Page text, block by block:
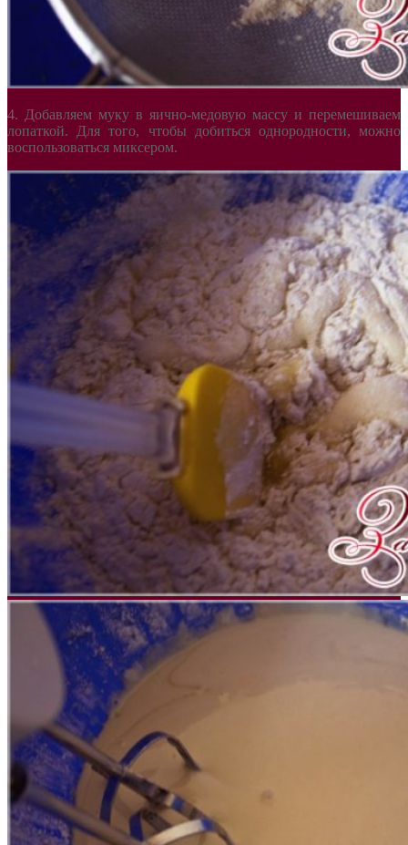
4. Добавляем муку в яично-медовую массу и перемешиваем
лопаткой. Для того, чтобы добиться однородности, можно
воспользоваться миксером.